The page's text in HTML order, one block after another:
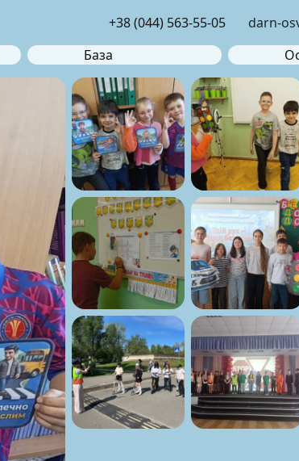
+38 (044) 563-55-05
darn-
База